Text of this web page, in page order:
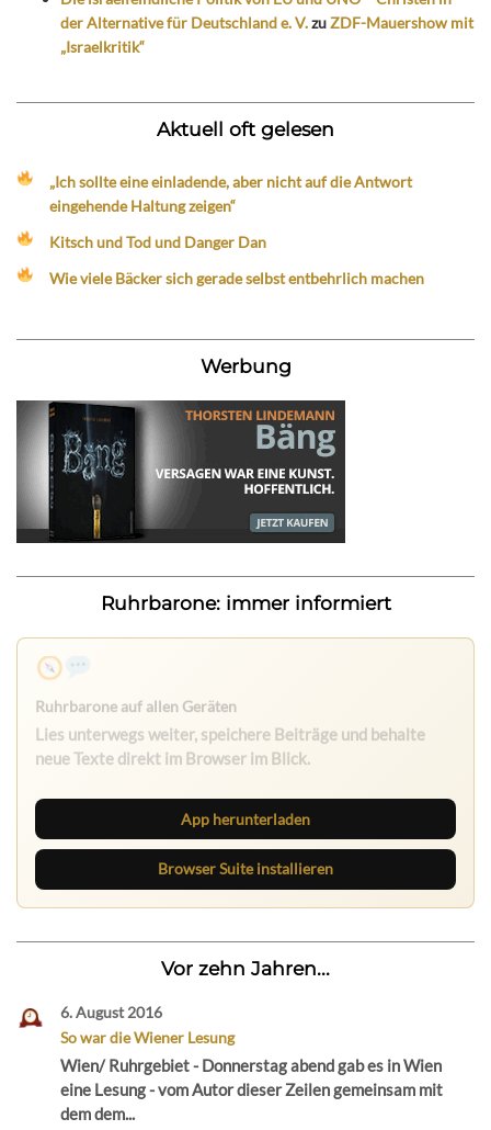
der Alternative für Deutschland e. V.zuZDF-Mauershow mit
„Israelkritik“
Aktuell oft gelesen
„Ich sollte eine einladende, aber nicht auf die Antwort
eingehende Haltung zeigen“
Kitsch und Tod und Danger Dan
Wie viele Bäcker sich gerade selbst entbehrlich machen
Werbung
Ruhrbarone: immer informiert
App herunterladen
Browser Suite installieren
Vor zehn Jahren...
6. August 2016
So war die Wiener Lesung
Wien/ Ruhrgebiet - Donnerstag abend gab es in Wien
eine Lesung - vom Autor dieser Zeilen gemeinsam mit
dem dem...